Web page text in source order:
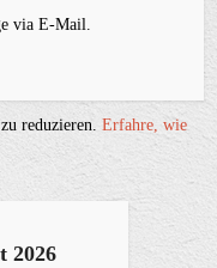
via E-Mail.
zu reduzieren.Erfahre, wie
2026